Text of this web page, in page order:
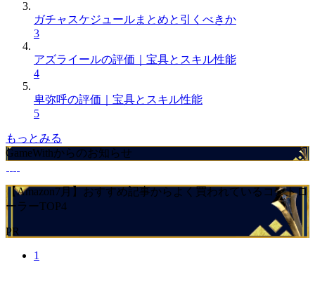
ガチャスケジュールまとめと引くべきか
3
アズライールの評価｜宝具とスキル性能
4
卑弥呼の評価｜宝具とスキル性能
5
もっとみる
GameWithからのお知らせ
【Amazon7月】おすすめ記事からよく買われているコントロ
ーラーTOP4
PR
1